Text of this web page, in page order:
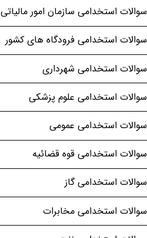
سوالات استخدامی سازمان امور مالیاتی
سوالات استخدامی فرودگاه های کشور
سوالات استخدامی شهرداری
سوالات استخدامی علوم پزشکی
سوالات استخدامی عمومی
سوالات استخدامی قوه قضائیه
سوالات استخدامی گاز
سوالات استخدامی مخابرات